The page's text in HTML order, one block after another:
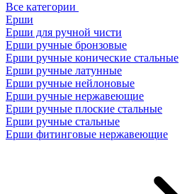
Все категории
Ерши
Ерши для ручной чисти
Ерши ручные бронзовые
Ерши ручные конические стальные
Ерши ручные латунные
Ерши ручные нейлоновые
Ерши ручные нержавеющие
Ерши ручные плоские стальные
Ерши ручные стальные
Ерши фитинговые нержавеющие